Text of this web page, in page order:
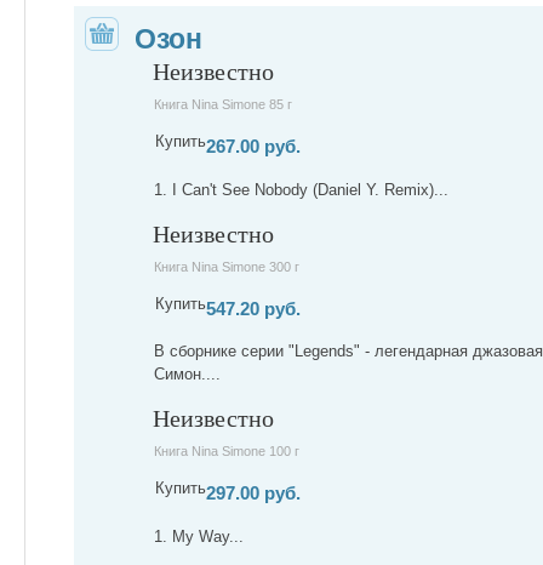
Озон
Неизвестно
Книга Nina Simone 85 г
Купить267.00 руб.
1. I Can't See Nobody (Daniel Y. Remix)...
Неизвестно
Книга Nina Simone 300 г
Купить547.20 руб.
В сборнике серии "Legends" - легендарная
Симон....
Неизвестно
Книга Nina Simone 100 г
Купить297.00 руб.
1. My Way...